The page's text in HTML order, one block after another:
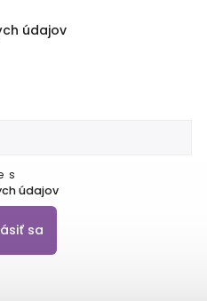
údajov
s
údajov
sa